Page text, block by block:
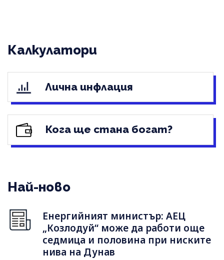
Калкулатори
Лична инфлация
Кога ще стана богат?
Най-ново
Енергийният министър: АЕЦ
„Козлодуй“ може да работи още
седмица и половина при ниските
нива на Дунав